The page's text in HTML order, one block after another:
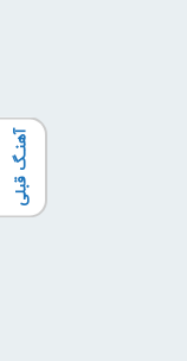
آهنـگ قبلی